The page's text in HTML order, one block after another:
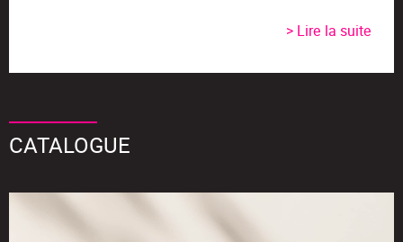
> Lire la suite
CATALOGUE